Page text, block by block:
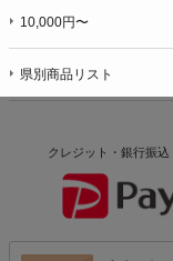
10,000円〜
県別商品リスト
クレジット・銀行振